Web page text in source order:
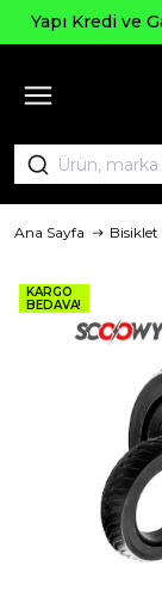
Yapı Kredi ve
Ana Sayfa Bisiklet
KARGO
BEDAVA!